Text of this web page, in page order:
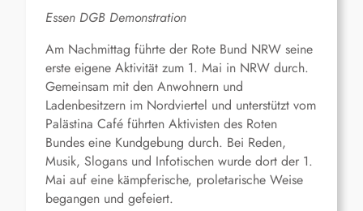
Essen DGB Demonstration
Am Nachmittag führte der Rote Bund NRW seine
erste eigene Aktivität zum 1. Mai in NRW durch.
Gemeinsam mit den Anwohnern und
Ladenbesitzern im Nordviertel und unterstützt vom
Palästina Café führten Aktivisten des Roten
Bundes eine Kundgebung durch. Bei Reden,
Musik, Slogans und Infotischen wurde dort der 1.
Mai auf eine kämpferische, proletarische Weise
begangen und gefeiert.